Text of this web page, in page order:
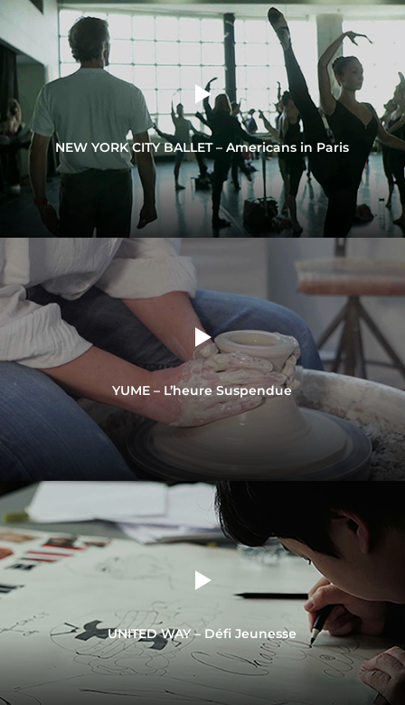
NEW YORK CITY BALLET – Americans in Paris
YUME – L’heure Suspendue
UNITED WAY – Défi Jeunesse